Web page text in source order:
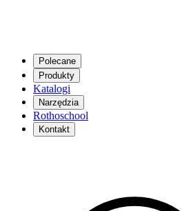
Polecane
Produkty
Katalogi
Narzędzia
Rothoschool
Kontakt